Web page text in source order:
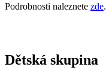
Podrobnosti naleznete zde.
Dětská skupina